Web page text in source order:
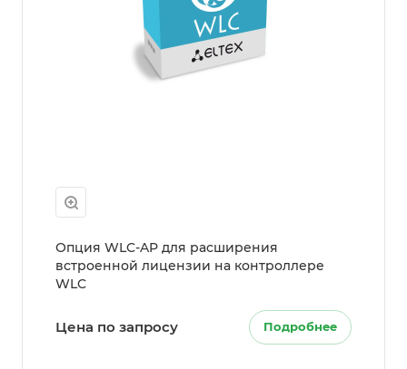
Опция WLC-AP для расширения
встроенной лицензии на контроллере
WLC
Цена по запросу Подробнее